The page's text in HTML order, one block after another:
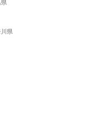
県